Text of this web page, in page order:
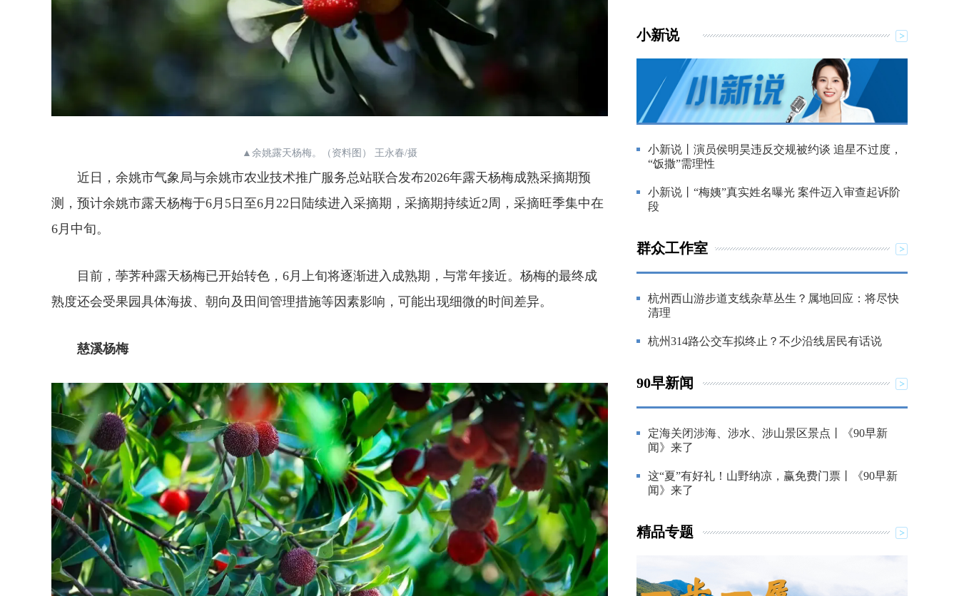
▲余姚露天杨梅。（资料图） 王永春/摄
近日，余姚市气象局与余姚市农业技术推广服务总站联合发布2026年露天杨梅成熟采摘期预
测，预计余姚市露天杨梅于6月5日至6月22日陆续进入采摘期，采摘期持续近2周，采摘旺季集中在
6月中旬。
目前，荸荠种露天杨梅已开始转色，6月上旬将逐渐进入成熟期，与常年接近。杨梅的最终成
熟度还会受果园具体海拔、朝向及田间管理措施等因素影响，可能出现细微的时间差异。
慈溪杨梅
小新说
小新说丨演员侯明昊违反交规被约谈 追星不过度，
“饭撒”需理性
小新说丨“梅姨”真实姓名曝光 案件迈入审查起诉阶
段
群众工作室
杭州西山游步道支线杂草丛生？属地回应：将尽快
清理
杭州314路公交车拟终止？不少沿线居民有话说
90早新闻
定海关闭涉海、涉水、涉山景区景点丨《90早新
闻》来了
这“夏”有好礼！山野纳凉，赢免费门票丨《90早新
闻》来了
精品专题